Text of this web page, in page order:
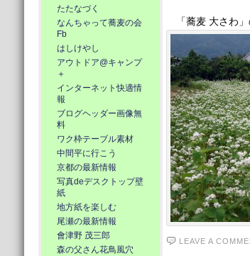
たたなづく
なんちゃって蕎麦の会
Fb
はしけやし
アウトドア@キャンプ
＋
インターネット快適情
報
ブログヘッダー画像無
料
ワク枠テーブル素材
中間平に行こう
京都の最新情報
写真deデスクトップ壁
紙
地方紙を楽しむ
尾瀬の最新情報
會津野 茂三郎
森の父さん花鳥風穴
「蕎麦 大さわ」
LEAVE A